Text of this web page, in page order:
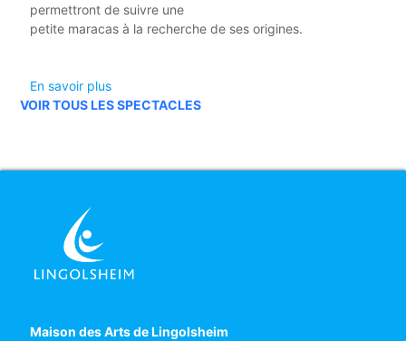
permettront de suivre une
petite maracas à la recherche de ses origines.
En savoir plus
VOIR TOUS LES SPECTACLES
Maison des Arts de Lingolsheim